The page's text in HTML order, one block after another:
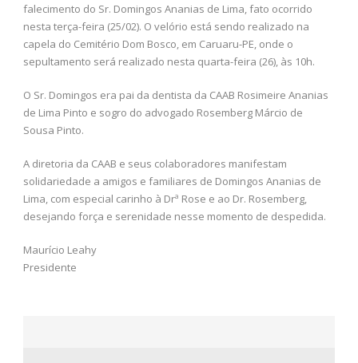
falecimento do Sr. Domingos Ananias de Lima, fato ocorrido
nesta terça-feira (25/02). O velório está sendo realizado na
capela do Cemitério Dom Bosco, em Caruaru-PE, onde o
sepultamento será realizado nesta quarta-feira (26), às 10h.
O Sr. Domingos era pai da dentista da CAAB Rosimeire Ananias
de Lima Pinto e sogro do advogado Rosemberg Márcio de
Sousa Pinto.
A diretoria da CAAB e seus colaboradores manifestam
solidariedade a amigos e familiares de Domingos Ananias de
Lima, com especial carinho à Drª Rose e ao Dr. Rosemberg,
desejando força e serenidade nesse momento de despedida.
Maurício Leahy
Presidente